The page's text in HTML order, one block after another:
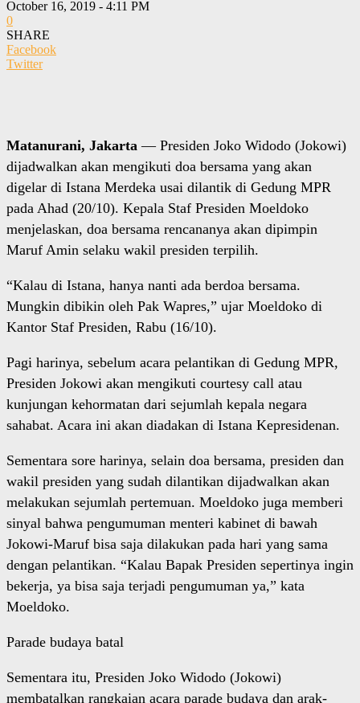
October 16, 2019 - 4:11 PM
0
SHARE
Facebook
Twitter
Matanurani, Jakarta — Presiden Joko Widodo (Jokowi)
dijadwalkan akan mengikuti doa bersama yang akan
digelar di Istana Merdeka usai dilantik di Gedung MPR
pada Ahad (20/10). Kepala Staf Presiden Moeldoko
menjelaskan, doa bersama rencananya akan dipimpin
Maruf Amin selaku wakil presiden terpilih.
“Kalau di Istana, hanya nanti ada berdoa bersama.
Mungkin dibikin oleh Pak Wapres,” ujar Moeldoko di
Kantor Staf Presiden, Rabu (16/10).
Pagi harinya, sebelum acara pelantikan di Gedung MPR,
Presiden Jokowi akan mengikuti courtesy call atau
kunjungan kehormatan dari sejumlah kepala negara
sahabat. Acara ini akan diadakan di Istana Kepresidenan.
Sementara sore harinya, selain doa bersama, presiden dan
wakil presiden yang sudah dilantikan dijadwalkan akan
melakukan sejumlah pertemuan. Moeldoko juga memberi
sinyal bahwa pengumuman menteri kabinet di bawah
Jokowi-Maruf bisa saja dilakukan pada hari yang sama
dengan pelantikan. “Kalau Bapak Presiden sepertinya ingin
bekerja, ya bisa saja terjadi pengumuman ya,” kata
Moeldoko.
Parade budaya batal
Sementara itu, Presiden Joko Widodo (Jokowi)
membatalkan rangkaian acara parade budaya dan arak-